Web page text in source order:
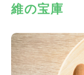
維の宝庫